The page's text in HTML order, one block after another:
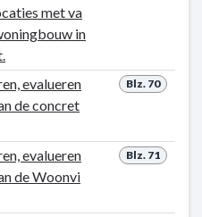
met va
in
Blz. 70
evalueren
de concret
Blz. 71
evalueren
de Woonvi